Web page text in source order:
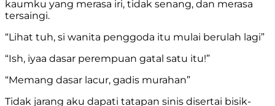
kaumku yang merasa iri, tidak senang, dan merasa
tersaingi.
“Lihat tuh, si wanita penggoda itu mulai berulah lagi”
“Ish, iyaa dasar perempuan gatal satu itu!”
“Memang dasar lacur, gadis murahan”
Tidak jarang aku dapati tatapan sinis disertai bisik-